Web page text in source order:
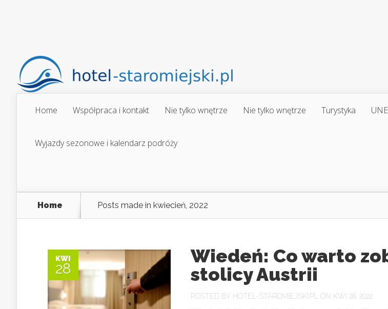
Home Współpraca i kontakt Nie tylko wnętrze Nie tylko wnętrze Turystyka
Wyjazdy sezonowe i kalendarz podróży
Home Posts made in kwiecień, 2022
KWI
28
Wiedeń: Co warto
stolicy Austrii
POSTED BY HOTEL-STAROMIEJSKI.PL ON KWI 28, 2022